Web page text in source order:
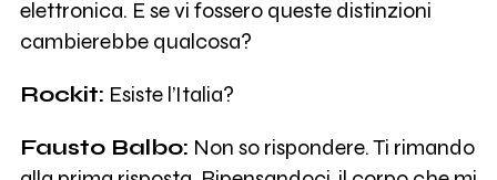
elettronica. E se vi fossero queste distinzioni
cambierebbe qualcosa?
Rockit: Esiste l’Italia?
Fausto Balbo: Non so rispondere. Ti rimando